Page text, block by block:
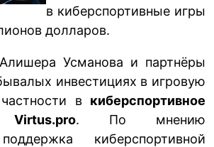
в киберспортивные игры
долларов.
Усманова и партнёры
инвестициях в игровую
в киберспортивное
. По мнению
киберспортивной